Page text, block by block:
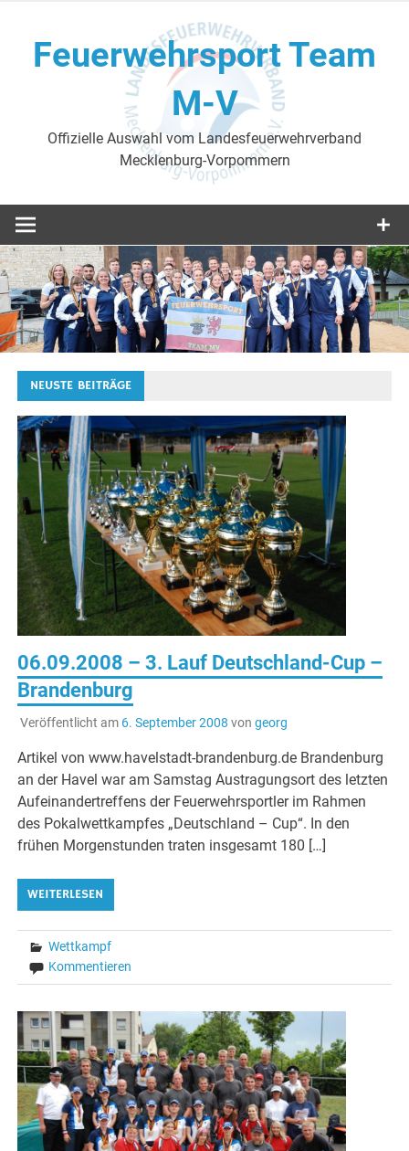
contentFeuerwehrsport Team
M-V
Offizielle Auswahl vom Landesfeuerwehrverband
Mecklenburg-Vorpommern
NEUSTE BEITRÄGE
06.09.2008 – 3. Lauf Deutschland-Cup –
Brandenburg
Veröffentlicht am 6. September 2008 von georg
Artikel von www.havelstadt-brandenburg.de Brandenburg
an der Havel war am Samstag Austragungsort des letzten
Aufeinandertreffens der Feuerwehrsportler im Rahmen
des Pokalwettkampfes „Deutschland – Cup“. In den
frühen Morgenstunden traten insgesamt 180 […]
WEITERLESEN
Wettkampf
Kommentieren